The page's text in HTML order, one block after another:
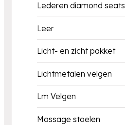
Lederen diamond seats
Leer
Licht- en zicht pakket
Lichtmetalen velgen
Lm Velgen
Massage stoelen